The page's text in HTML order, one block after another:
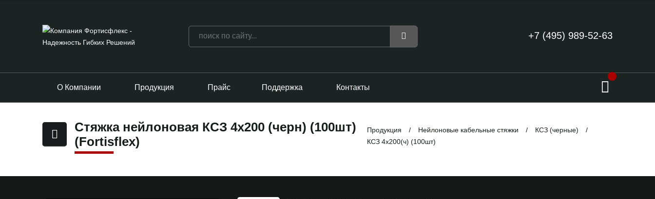
+7 (495) 989-52-63
О Компании Продукция Прайс Поддержка Контакты
Стяжка нейлоновая КСЗ 4x200 (черн) (100шт)
(Fortisflex)
Продукция Нейлоновые кабельные стяжки
КСЗ (черные)
КСЗ 4х200(ч) (100шт)